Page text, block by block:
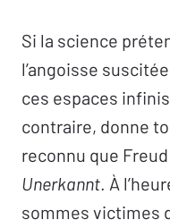
Si la science
l’angoisse
ces espaces
contraire, donne
reconnu que
Unerkannt. À
sommes victimes